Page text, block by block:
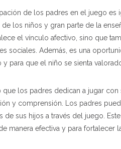
de los padres en el juego
de los niños y gran parte de la
el vínculo afectivo, sino que
sociales. Además, es una
y para que el niño se sienta
que los padres dedican a jugar
y comprensión. Los padres
de sus hijos a través del juego.
manera efectiva y para fortalecer